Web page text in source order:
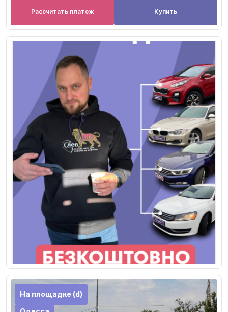
Рассчитать платеж Купить
На площадке (d)